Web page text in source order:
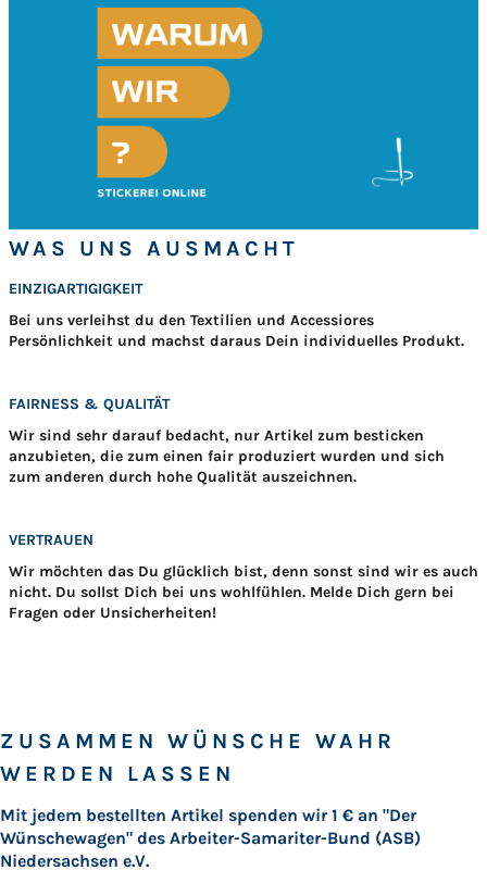
WAS UNS AUSMACHT
EINZIGARTIGIGKEIT
Bei uns verleihst du den Textilien und Accessiores
Persönlichkeit und machst daraus Dein individuelles Produkt.
FAIRNESS & QUALITÄT
Wir sind sehr darauf bedacht, nur Artikel zum besticken
anzubieten, die zum einen fair produziert wurden und sich
zum anderen durch hohe Qualität auszeichnen.
VERTRAUEN
Wir möchten das Du glücklich bist, denn sonst sind wir es auch
nicht. Du sollst Dich bei uns wohlfühlen. Melde Dich gern bei
Fragen oder Unsicherheiten!
ZUSAMMEN WÜNSCHE WAHR
WERDEN LASSEN
Mit jedem bestellten Artikel spenden wir 1 € an "Der
Wünschewagen" des Arbeiter-Samariter-Bund (ASB)
Niedersachsen e.V.